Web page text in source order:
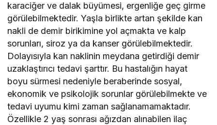
karaciğer ve dalak büyümesi, ergenliğe geç girme
görülebilmektedir. Yaşla birlikte artan şekilde kan
nakli de demir birikimine yol açmakta ve kalp
sorunları, siroz ya da kanser görülebilmektedir.
Dolayısıyla kan naklinin meydana getirdiği demir
uzaklaştırıcı tedavi şarttır. Bu hastalığın hayat
boyu sürmesi nedeniyle beraberinde sosyal,
ekonomik ve psikolojik sorunlar görülebilmekte ve
tedavi uyumu kimi zaman sağlanamamaktadır.
Özellikle 2 yaş sonrası ağızdan alınabilen ilaç